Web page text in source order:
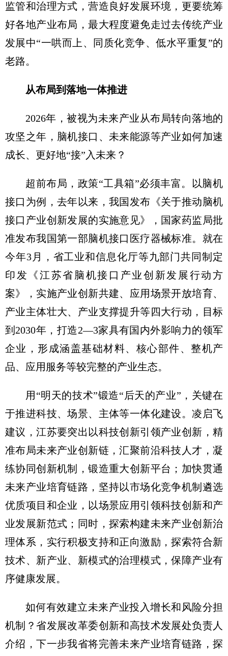
监管和治理方式，营造良好发展环境，更要统筹
好各地产业布局，最大程度避免走过去传统产业
发展中“一哄而上、同质化竞争、低水平重复”的
老路。
从布局到落地一体推进
2026年，被视为未来产业从布局转向落地的
攻坚之年，脑机接口、未来能源等产业如何加速
成长、更好地“接”入未来？
超前布局，政策“工具箱”必须丰富。以脑机
接口为例，去年以来，我国发布《关于推动脑机
接口产业创新发展的实施意见》，国家药监局批
准发布我国第一部脑机接口医疗器械标准。就在
今年3月，省工业和信息化厅等九部门共同制定
印发《江苏省脑机接口产业创新发展行动方
案》，实施产业创新共建、应用场景开放培育、
产业主体壮大、产业支撑提升等四大行动，目标
到2030年，打造2—3家具有国内外影响力的领军
企业，形成涵盖基础材料、核心部件、整机产
品、应用服务等较完整的产业生态。
用“明天的技术”锻造“后天的产业”，关键在
于推进科技、场景、主体等一体化建设。凌启飞
建议，江苏要突出以科技创新引领产业创新，精
准布局未来产业创新链，汇聚前沿科技人才，凝
练协同创新机制，锻造重大创新平台；加快贯通
未来产业培育链路，坚持以市场化竞争机制遴选
优质项目和企业，以场景应用引领科技创新和产
业发展新范式；同时，探索构建未来产业创新治
理体系，实行积极支持和正向激励，探索符合新
技术、新产业、新模式的治理模式，保障产业有
序健康发展。
如何有效建立未来产业投入增长和风险分担
机制？省发展改革委创新和高技术发展处负责人
介绍，下一步我省将完善未来产业培育链路，探